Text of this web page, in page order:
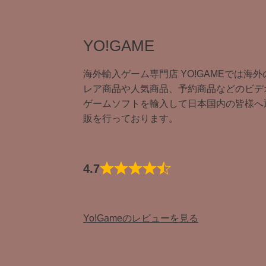
YO!GAME
海外輸入ゲーム専門店 YO!GAMEでは海外
レア商品や人気商品、予約商品などのビデ
ゲームソフトを輸入して日本国内の皆様へ
販を行っております。
4.7
Yo!Gameのレビューを見る